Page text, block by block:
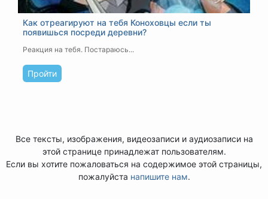
Как отреагируют на тебя Коноховцы если ты
появишься посреди деревни?
Реакция на тебя. Постараюсь...
Пройти
Все тексты, изображения, видеозаписи и аудиозаписи на
этой странице принадлежат пользователям.
Если вы хотите пожаловаться на содержимое этой страницы,
пожалуйста напишите нам.